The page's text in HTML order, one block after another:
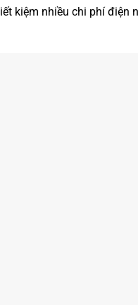
kiệm nhiều chi phí điện